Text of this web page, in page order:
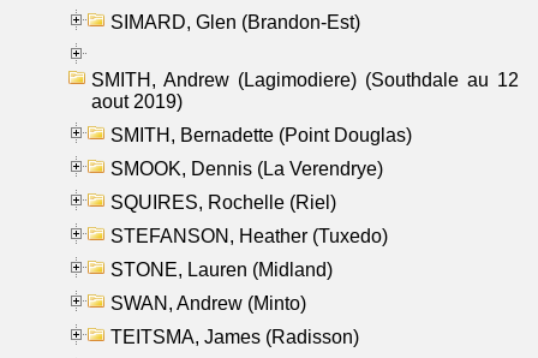
SIMARD, Glen (Brandon-Est)
SMITH, Andrew (Lagimodiere) (Southdale au 12
aout 2019)
SMITH, Bernadette (Point Douglas)
SMOOK, Dennis (La Verendrye)
SQUIRES, Rochelle (Riel)
STEFANSON, Heather (Tuxedo)
STONE, Lauren (Midland)
SWAN, Andrew (Minto)
TEITSMA, James (Radisson)